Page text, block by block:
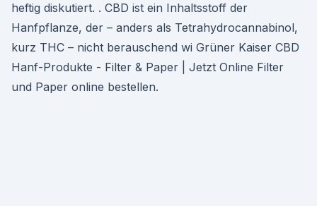
heftig diskutiert. . CBD ist ein Inhaltsstoff der
Hanfpflanze, der – anders als Tetrahydrocannabinol,
kurz THC – nicht berauschend wi Grüner Kaiser CBD
Hanf-Produkte - Filter & Paper | Jetzt Online Filter
und Paper online bestellen.